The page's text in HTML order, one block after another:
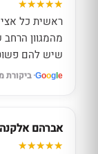
ראשית כל
מהמגוון
שיש להם
Google
·
אברהם אלקנה